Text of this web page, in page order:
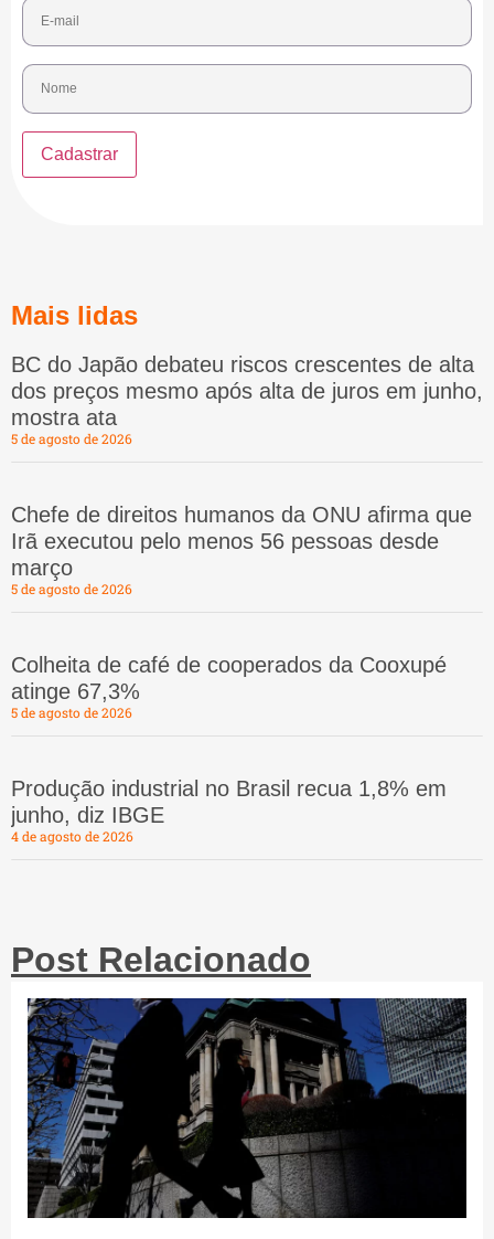
Mais lidas
BC do Japão debateu riscos crescentes de alta
dos preços mesmo após alta de juros em junho,
mostra ata
5 de agosto de 2026
Chefe de direitos humanos da ONU afirma que
Irã executou pelo menos 56 pessoas desde
março
5 de agosto de 2026
Colheita de café de cooperados da Cooxupé
atinge 67,3%
5 de agosto de 2026
Produção industrial no Brasil recua 1,8% em
junho, diz IBGE
4 de agosto de 2026
Post Relacionado